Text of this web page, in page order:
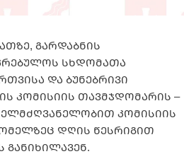
გარდაბნის
სხდომათა
და ბუნებრივი
კომისიის თავმჯდომარის –
კომისიის
დღის წესრიგით
განიხილავენ.